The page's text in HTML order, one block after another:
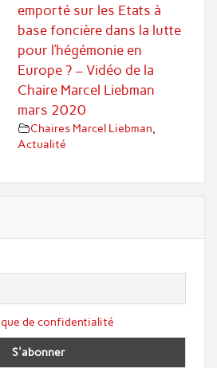
emporté sur les Etats à
base foncière dans la lutte
pour l’hégémonie en
Europe ? – Vidéo de la
Chaire Marcel Liebman
mars 2020
Chaires Marcel Liebman,
Actualité
de confidentialité